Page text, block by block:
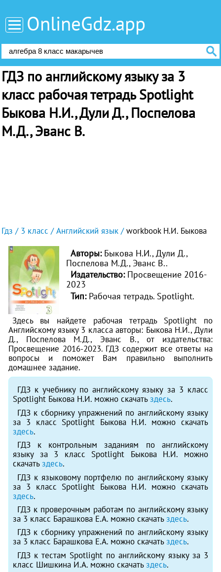
OnlineGdz.app
ГДЗ по английскому языку за 3
класс рабочая тетрадь Spotlight
Быкова Н.И., Дули Д., Поспелова
М.Д., Эванс В.
Гдз 3 класс Английский язык workbook Н.И. Быкова
Авторы: Быкова Н.И., Дули Д.,
Поспелова М.Д., Эванс В..
Издательство: Просвещение 2016-
2023
Тип:Рабочая тетрадь. Spotlight.
Здесь вы найдете рабочая тетрадь Spotlight по
Английскому языку 3 класса авторы: Быкова Н.И., Дули
Д., Поспелова М.Д., Эванс В., от издательства:
Просвещение 2016-2023. ГДЗ содержит все ответы на
вопросы и поможет Вам правильно выполнить
домашнее задание.
ГДЗ к учебнику по английскому языку за 3 класс
Spotlight Быкова Н.И. можно скачатьздесь.
ГДЗ к сборнику упражнений по английскому языку
за 3 класс Spotlight Быкова Н.И. можно скачать
здесь.
ГДЗ к контрольным заданиям по английскому
языку за 3 класс Spotlight Быкова Н.И. можно
скачатьздесь.
ГДЗ к языковому портфелю по английскому языку
за 3 класс Spotlight Быкова Н.И. можно скачать
здесь.
ГДЗ к проверочным работам по английскому языку
за 3 класс Барашкова Е.А. можно скачатьздесь.
ГДЗ к сборнику упражнений по английскому языку
за 3 класс Барашкова Е.А. можно скачатьздесь.
ГДЗ к тестам Spotlight по английскому языку за 3
класс Шишкина И.А. можно скачатьздесь.